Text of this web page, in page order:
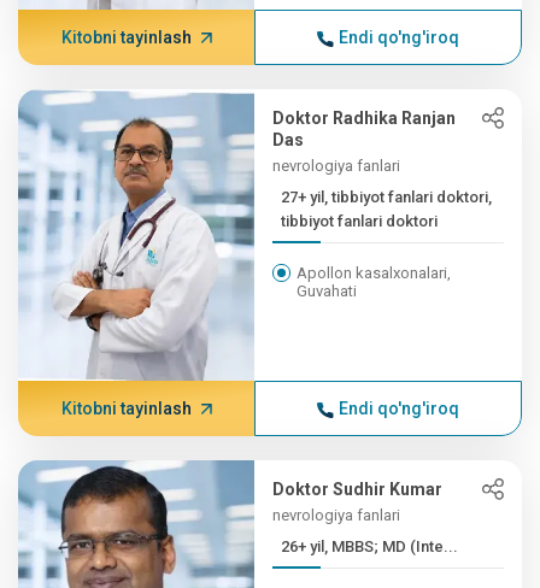
Kitobni tayinlash Endi qo'ng'iroq
Doktor Radhika Ranjan
Das
nevrologiya fanlari
27+ yil, tibbiyot fanlari doktori,
tibbiyot fanlari doktori
Apollon kasalxonalari,
Guvahati
Kitobni tayinlash Endi qo'ng'iroq
Doktor Sudhir Kumar
nevrologiya fanlari
26+ yil, MBBS; MD (Inte...